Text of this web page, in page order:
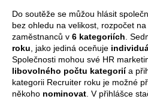
Do soutěže se můžou hlásit
bez ohledu na velikost, rozpočet
zaměstnanců v 6 kategoriích .
roku , jako jediná oceňuje
libovolného počtu kategorií a
kategorii Recruiter roku je možné
někoho nominovat . V přihlášce